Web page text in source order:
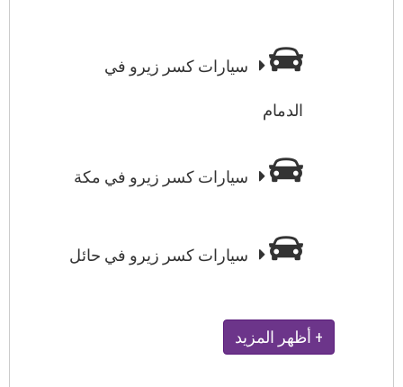
سيارات كسر زيرو في
الدمام
سيارات كسر زيرو في مكة
سيارات كسر زيرو في حائل
+ أظهر المزيد